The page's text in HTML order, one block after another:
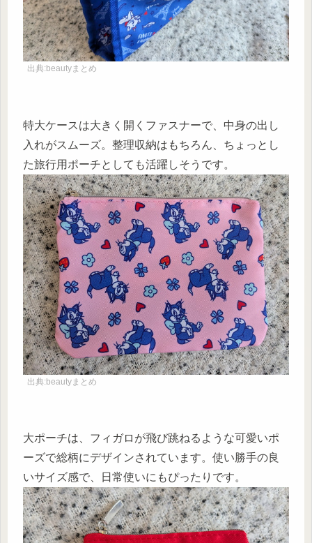
出典:beautyまとめ
特大ケースは大きく開くファスナーで、中身の出し
入れがスムーズ。整理収納はもちろん、ちょっとし
た旅行用ポーチとしても活躍しそうです。
出典:beautyまとめ
大ポーチは、フィガロが飛び跳ねるような可愛いポ
ーズで総柄にデザインされています。使い勝手の良
いサイズ感で、日常使いにもぴったりです。